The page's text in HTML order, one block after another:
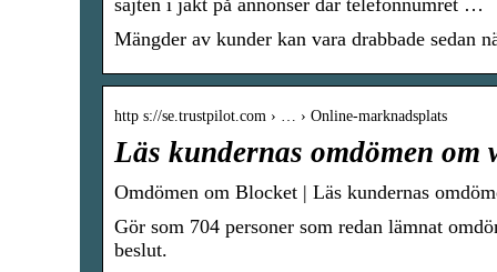
sajten i jakt på annonser där telefonnumret …
Mängder av kunder kan vara drabbade sedan
http s://se.trustpilot.com › … › Online-marknadsplats
Läs kundernas omdömen om
Omdömen om Blocket | Läs kundernas
Gör som 704 personer som redan lämnat
beslut.